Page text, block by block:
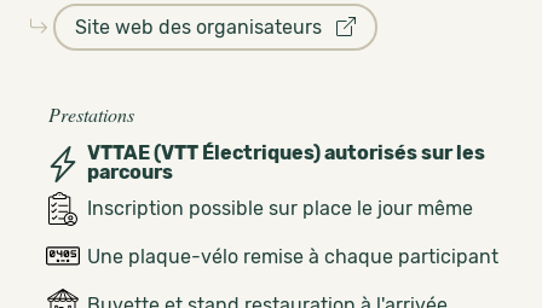
Site web des organisateurs
Prestations
VTTAE (VTT Électriques) autorisés sur les
parcours
Inscription possible sur place le jour même
Une plaque-vélo remise à chaque participant